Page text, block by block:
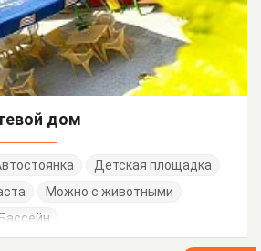
дом
Детская площадка
Можно с животными